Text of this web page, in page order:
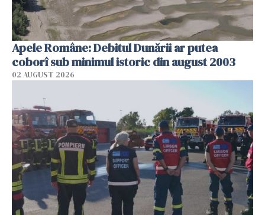
Apele Române: Debitul Dunării ar putea
coborî sub minimul istoric din august 2003
02 AUGUST 2026